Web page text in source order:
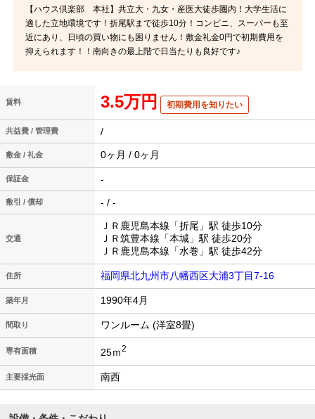
【ハウス倶楽部 本社】共立大・九女・産医大徒歩圏内！大学生活に
適した立地環境です！折尾駅まで徒歩10分！コンビニ、スーパーも至
近にあり、日頃の買い物にも困りません！敷金礼金0円で初期費用を
抑えられます！！南向きの最上階で日当たりも良好です♪
賃料 3.5万円 初期費用を知りたい
共益費 / 管理費 /
敷金 / 礼金 0ヶ月 / 0ヶ月
保証金 -
敷引 / 償却 - / -
交通
ＪＲ鹿児島本線「折尾」駅 徒歩10分
ＪＲ筑豊本線「本城」駅 徒歩20分
ＪＲ鹿児島本線「水巻」駅 徒歩42分
住所 福岡県北九州市八幡西区大浦3丁目7-16
築年月 1990年4月
間取り ワンルーム (洋室8畳)
専有面積 25ｍ2
主要採光面 南西